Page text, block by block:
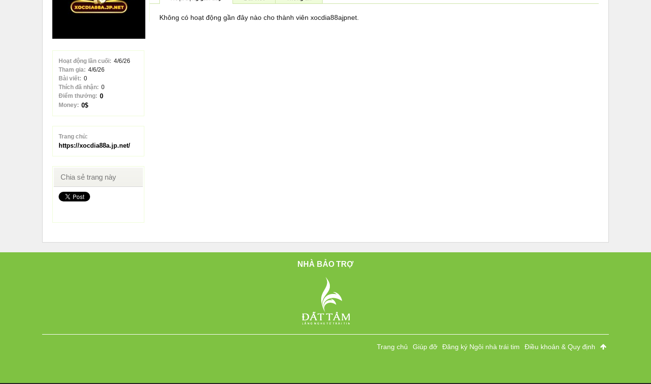
Hoạt động lần cuối: 4/6/26
Tham gia: 4/6/26
Bài viết: 0
Thích đã nhận: 0
Điểm thưởng: 0
Money: 0$
Trang chủ:
https://xocdia88a.jp.net/
Chia sẻ trang này
Không có hoạt động gần đây nào cho thành viên xocdia88ajpnet.
NHÀ BẢO TRỢ
Trang chủ Giúp đỡ Đăng ký Ngôi nhà trái tim Điều khoản & Quy định